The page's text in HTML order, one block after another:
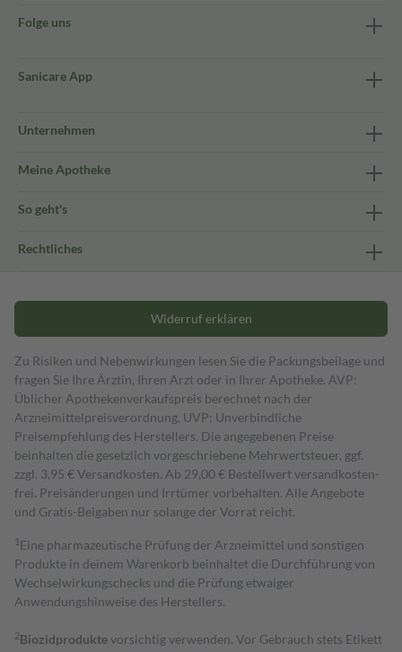
Folge uns
Sanicare App
Unternehmen
Meine Apotheke
So geht's
Rechtliches
Widerruf erklären
Zu Risiken und Nebenwirkungen lesen Sie die Packungsbeilage und
fragen Sie Ihre Ärztin, Ihren Arzt oder in Ihrer Apotheke. AVP:
Üblicher Apothekenverkaufspreis berechnet nach der
Arzneimittelpreisverordnung. UVP: Unverbindliche
Preisempfehlung des Herstellers. Die angegebenen Preise
beinhalten die gesetzlich vorgeschriebene Mehrwertsteuer, ggf.
zzgl. 3,95 € Versandkosten. Ab 29,00 € Bestell­wert versand­kosten­
frei. Preisänderungen und Irrtümer vorbehalten. Alle Angebote
und Gratis-Beigaben nur solange der Vorrat reicht.
1 Eine pharmazeutische Prüfung der Arzneimittel und sonstigen
Produkte in deinem Warenkorb beinhaltet die Durchführung von
Wechselwirkungschecks und die Prüfung etwaiger
Anwendungshinweise des Herstellers.
2Biozidproduktevorsichtig verwenden. Vor Gebrauch stets Etikett